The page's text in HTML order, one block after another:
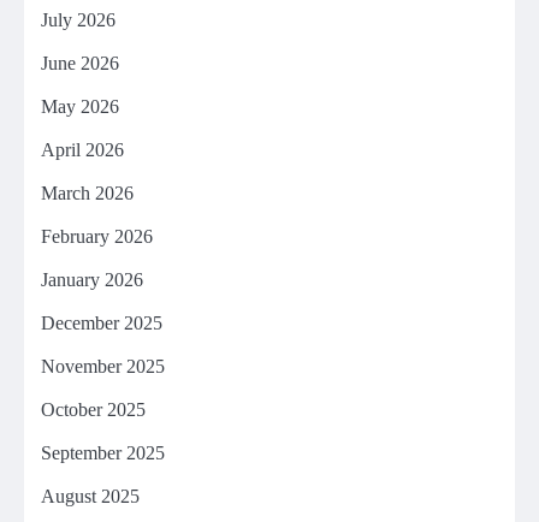
July 2026
June 2026
May 2026
April 2026
March 2026
February 2026
January 2026
December 2025
November 2025
October 2025
September 2025
August 2025